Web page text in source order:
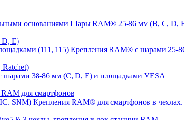
Шары RAM® 25-86 мм (B, C, D,
E)
Крепления RAM® с шарами 25-
шарами 38-86 мм (C, D, E) и площадками VESA
для смартфонов
Крепления RAM® для смартфонов в